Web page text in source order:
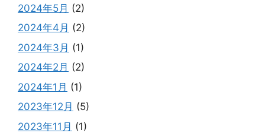
2024年5月 (2)
2024年4月 (2)
2024年3月 (1)
2024年2月 (2)
2024年1月 (1)
2023年12月 (5)
2023年11月 (1)